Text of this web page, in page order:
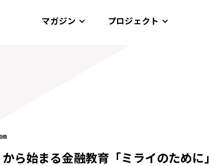
マガジン プロジェクト
から始まる金融教育「ミライのため